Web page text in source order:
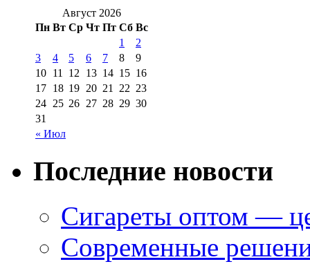
Август 2026
Пн Вт Ср Чт Пт Сб Вс
« Июл
1
2
3
4 5 6 7 8
9
10 11 12 13 14 15 16
17 18 19 20 21 22 23
24 25 26 27 28 29 30
31
Последние новости
Сигареты оптом —
Современные